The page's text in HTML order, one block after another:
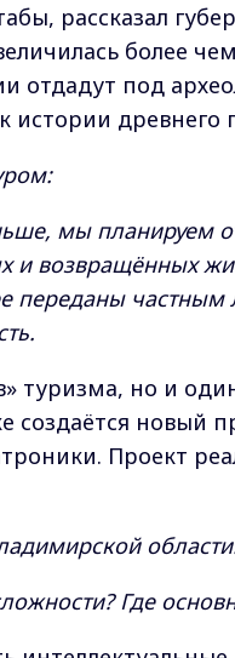
рассказал
более
отдадут под
истории древнего
мы планируем
и возвращённых
переданы
туризма, но и
создаётся новый
Проект
Где